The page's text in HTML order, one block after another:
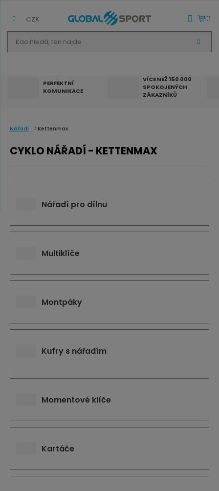
d
á
n
d
V
Y
CZK
PERFEKTNÍ
KOMUNIKACE
VÍCE NEŽ 150 000
SPOKOJENÝCH
ZÁKAZNÍKŮ
Nářadí Kettenmax
CYKLO NÁŘADÍ - KETTENMAX
Nářadí pro dílnu
Multiklíče
Montpáky
Kufry s nářadím
Momentové klíče
Kartáče